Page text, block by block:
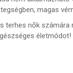
magas
terhes nők